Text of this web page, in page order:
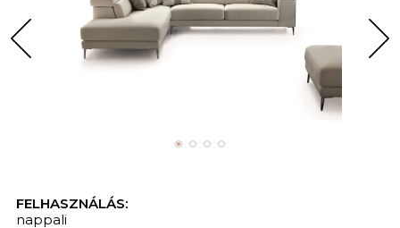
FELHASZNÁLÁS:
nappali